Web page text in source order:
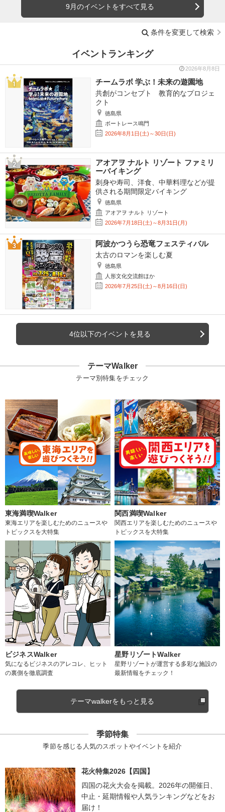
9月のイベントをすべて見る
条件を変更して検索
イベントランキング
2026年8月8日
チームラボ 学ぶ！未来の遊園地
共創がコンセプト 教育的なプロジェ
クト
徳島県
ボートレース鳴門
2026年8月1日(土)～30日(日)
アオアヲ ナルト リゾート ファミリ
ーバイキング
刺身や寿司、洋食、中華料理などが提
供される期間限定バイキング
徳島県
アオアヲ ナルト リゾート
2026年7月18日(土)～8月31日(月)
阿波かつうら恐竜フェスティバル
太古のロマンを楽しむ夏
徳島県
人形文化交流館ほか
2026年7月25日(土)～8月16日(日)
4位以下のイベントを見る
テーマWalker
テーマ別特集をチェック
東海満喫Walker
東海エリアを楽しむためのニュースや
トピックスを大特集
関西満喫Walker
関西エリアを楽しむためのニュースや
トピックスを大特集
ビジネスWalker
気になるビジネスのアレコレ、ヒット
の裏側を徹底調査
星野リゾートWalker
星野リゾートが運営する多彩な施設の
最新情報をチェック！
テーマwalkerをもっと見る
季節特集
季節を感じる人気のスポットやイベントを紹介
花火特集2026【四国】
四国の花火大会を掲載。2026年の開催日、
中止・延期情報や人気ランキングなどをお
届け！